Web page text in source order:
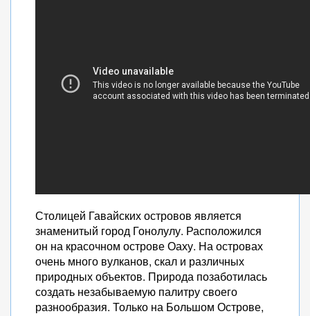
Столицей Гавайских островов является
знаменитый город Гонолулу. Расположился
он на красочном острове Оаху. На островах
очень много вулканов, скал и различных
природных объектов. Природа позаботилась
создать незабываемую палитру своего
разнообразия. Только на Большом Острове,